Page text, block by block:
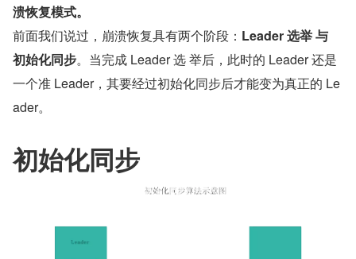
溃恢复模式。
前面我们说过，崩溃恢复具有两个阶段： Leader 选举 与
初始化同步。当完成 Leader 选 举后，此时的 Leader 还是
一个准 Leader，其要经过初始化同步后才能变为真正的 Le
ader。
初始化同步